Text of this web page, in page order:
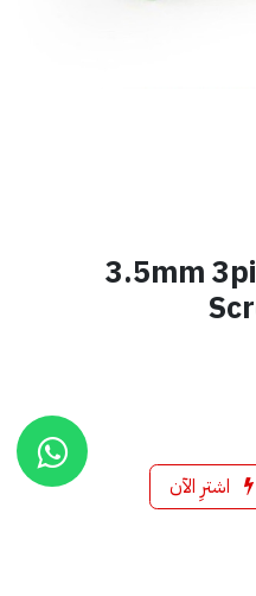
3.5mm
اشترِ الآن